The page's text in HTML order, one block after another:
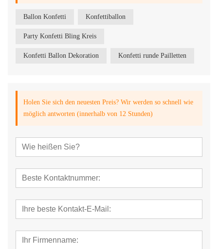
Ballon Konfetti Konfettiballon
Party Konfetti Bling Kreis
Konfetti Ballon Dekoration Konfetti runde Pailletten
Holen Sie sich den neuesten Preis? Wir werden so schnell wie
möglich antworten (innerhalb von 12 Stunden)